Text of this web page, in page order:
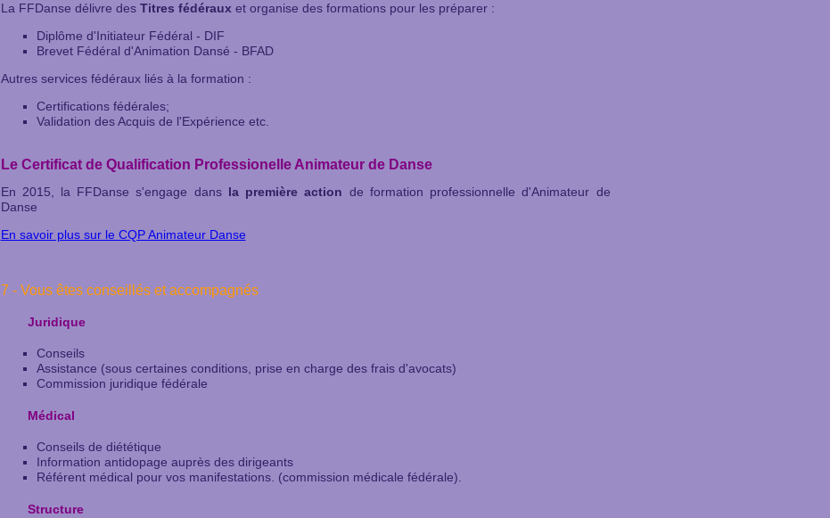
La FFDanse délivre des Titres fédéraux et organise des formations pour les préparer :
Diplôme d'Initiateur Fédéral - DIF
Brevet Fédéral d'Animation Dansé - BFAD
Autres services fédéraux liés à la formation :
Certifications fédérales;
Validation des Acquis de l'Expérience etc.
Le Certificat de Qualification Professionelle Animateur de Danse
En 2015, la FFDanse s'engage dans la première action de formation professionnelle d'Animateur de
Danse
En savoir plus sur le CQP Animateur Danse
7 - Vous êtes conseillés et accompagnés
Juridique
Conseils
Assistance (sous certaines conditions, prise en charge des frais d'avocats)
Commission juridique fédérale
Médical
Conseils de diététique
Information antidopage auprès des dirigeants
Référent médical pour vos manifestations. (commission médicale fédérale).
Structure